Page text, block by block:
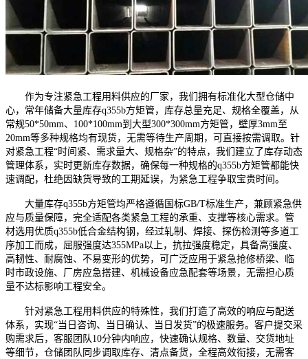
作为专注紧急工程用料供应的厂家，我们拥有标准化大型仓储中
心，常年储备大量库存q355b方矩管，库存总量充足、规格全覆盖，从
常规50*50mm、100*100mm到大型300*300mm方矩管，壁厚3mm至
20mm等多种规格均有现货，无需等待生产周期，可直接按需调取。针
对紧急工程“时间紧、需求量大、规格杂”的特点，我们建立了库存动态
管理体系，实时更新库存数据，确保每一种规格的q355b方矩管都能快
速调配，杜绝因缺货导致的工期延误，为紧急工程争取宝贵时间。
大量库存q355b方矩管均严格遵循国标GB/T标准生产，兼顾紧急供
应与质量保障，完全适配各类紧急工程的承重、支撑等核心需求。管
材选用优质q355b低合金结构钢，经过轧制、焊接、探伤检测等多道工
序加工而成，屈服强度达355MPa以上，抗拉强度稳定，具备高强度、
高韧性、耐腐蚀、不易变形的优势，可广泛应用于紧急抢修桥梁、临
时市政设施、厂房应急搭建、机械设备应急配套等场景，无需担心质
量不达标影响工程安全。
针对紧急工程用料供应的特殊性，我们打造了高效的响应与配送
体系，实现“当日咨询、当日确认、当日发货”的极速服务。客户提交采
购需求后，客服团队10分钟内响应，快速确认规格、数量、交货地址
等细节，仓储团队同步调取库存、清点备货，全程高效衔接，无需客